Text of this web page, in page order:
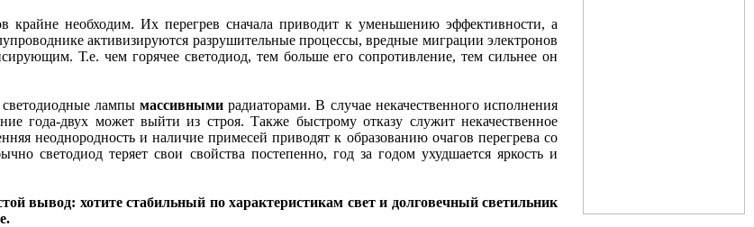
крайне необходим. Их перегрев сначала приводит к уменьшению эффективности, а
активизируются разрушительные процессы, вредные миграции электронов
Т.е. чем горячее светодиод, тем больше его сопротивление, тем сильнее он
светодиодные лампымассивными радиаторами. В случае некачественного исполнения
года-двух может выйти из строя. Также быстрому отказу служит некачественное
неоднородность и наличие примесей приводят к образованию очагов перегрева со
светодиод теряет свои свойства постепенно, год за годом ухудшается яркость и
вывод: хотите стабильный по характеристикам свет и долговечный светильник